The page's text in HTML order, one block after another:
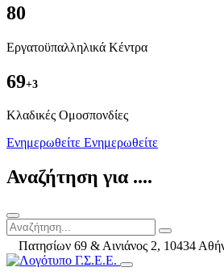
80
Εργατοϋπαλληλικά Κέντρα
69+3
Kλαδικές Ομοσπονδίες
Ενημερωθείτε Ενημερωθείτε
Αναζήτηση για ....
Πατησίων 69 & Αινιάνος 2, 10434